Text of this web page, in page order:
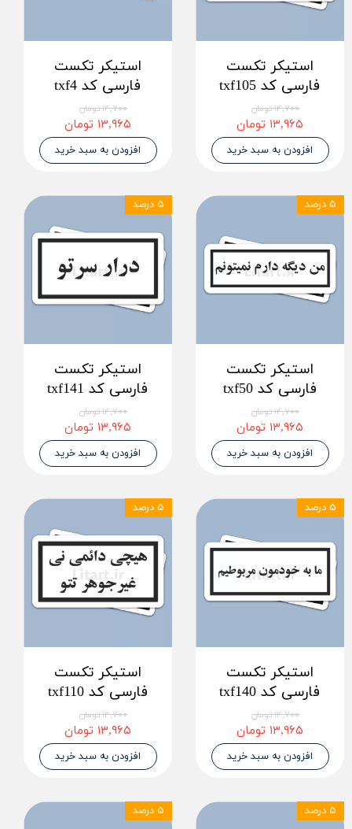
استیکر تکست
فارسی کد txf105
۱۴,۷۰۰ تومان
۱۳,۹۶۵ تومان
افزودن به سبد خرید
استیکر تکست
فارسی کد txf4
۱۴,۷۰۰ تومان
۱۳,۹۶۵ تومان
افزودن به سبد خرید
استیکر تکست
فارسی کد txf50
۱۴,۷۰۰ تومان
۱۳,۹۶۵ تومان
افزودن به سبد خرید
۵ درصد
استیکر تکست
فارسی کد txf141
۱۴,۷۰۰ تومان
۱۳,۹۶۵ تومان
افزودن به سبد خرید
۵ درصد
استیکر تکست
فارسی کد txf140
۱۴,۷۰۰ تومان
۱۳,۹۶۵ تومان
افزودن به سبد خرید
۵ درصد
استیکر تکست
فارسی کد txf110
۱۴,۷۰۰ تومان
۱۳,۹۶۵ تومان
افزودن به سبد خرید
۵ درصد
۵ درصد ۵ درصد